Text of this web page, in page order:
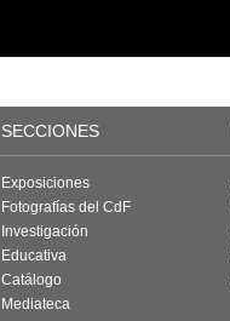
SECCIONES
Exposiciones
Fotografías del CdF
Investigación
Educativa
Catálogo
Mediateca